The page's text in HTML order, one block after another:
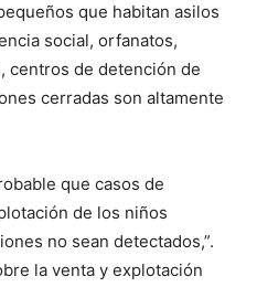
que habitan asilos
social, orfanatos,
centros de detención de
cerradas son altamente
que casos de
de los niños
no sean detectados,”.
la venta y explotación